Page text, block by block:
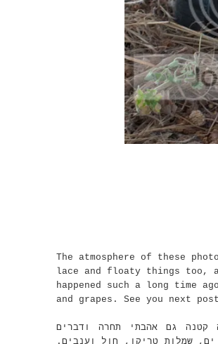
The atmosphere of these
lace and floaty things too,
happened such a long time
and grapes. See you next
קטנה גם אהבתי תחרה ודברים
שמלות טריקו, חול וענבים.